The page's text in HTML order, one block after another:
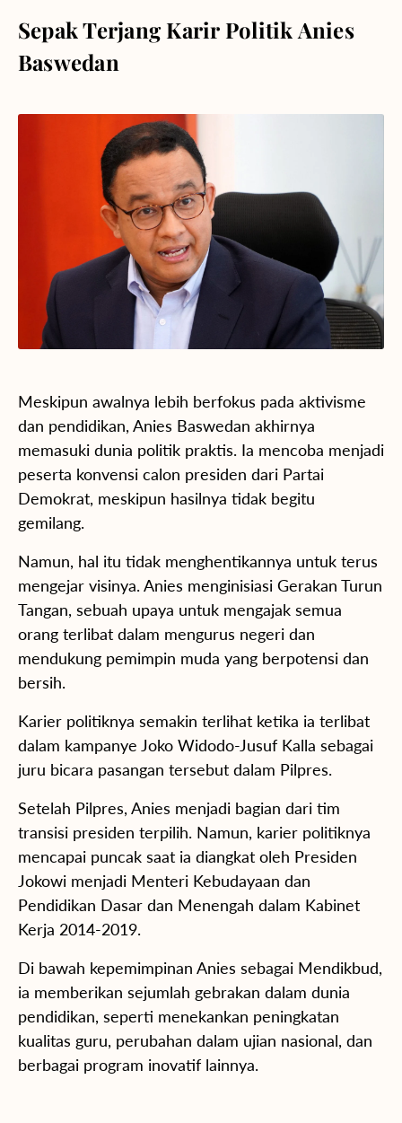
Sepak Terjang Karir Politik Anies
Baswedan
Meskipun awalnya lebih berfokus pada aktivisme
dan pendidikan, Anies Baswedan akhirnya
memasuki dunia politik praktis. Ia mencoba menjadi
peserta konvensi calon presiden dari Partai
Demokrat, meskipun hasilnya tidak begitu
gemilang.
Namun, hal itu tidak menghentikannya untuk terus
mengejar visinya. Anies menginisiasi Gerakan Turun
Tangan, sebuah upaya untuk mengajak semua
orang terlibat dalam mengurus negeri dan
mendukung pemimpin muda yang berpotensi dan
bersih.
Karier politiknya semakin terlihat ketika ia terlibat
dalam kampanye Joko Widodo-Jusuf Kalla sebagai
juru bicara pasangan tersebut dalam Pilpres.
Setelah Pilpres, Anies menjadi bagian dari tim
transisi presiden terpilih. Namun, karier politiknya
mencapai puncak saat ia diangkat oleh Presiden
Jokowi menjadi Menteri Kebudayaan dan
Pendidikan Dasar dan Menengah dalam Kabinet
Kerja 2014-2019.
Di bawah kepemimpinan Anies sebagai Mendikbud,
ia memberikan sejumlah gebrakan dalam dunia
pendidikan, seperti menekankan peningkatan
kualitas guru, perubahan dalam ujian nasional, dan
berbagai program inovatif lainnya.